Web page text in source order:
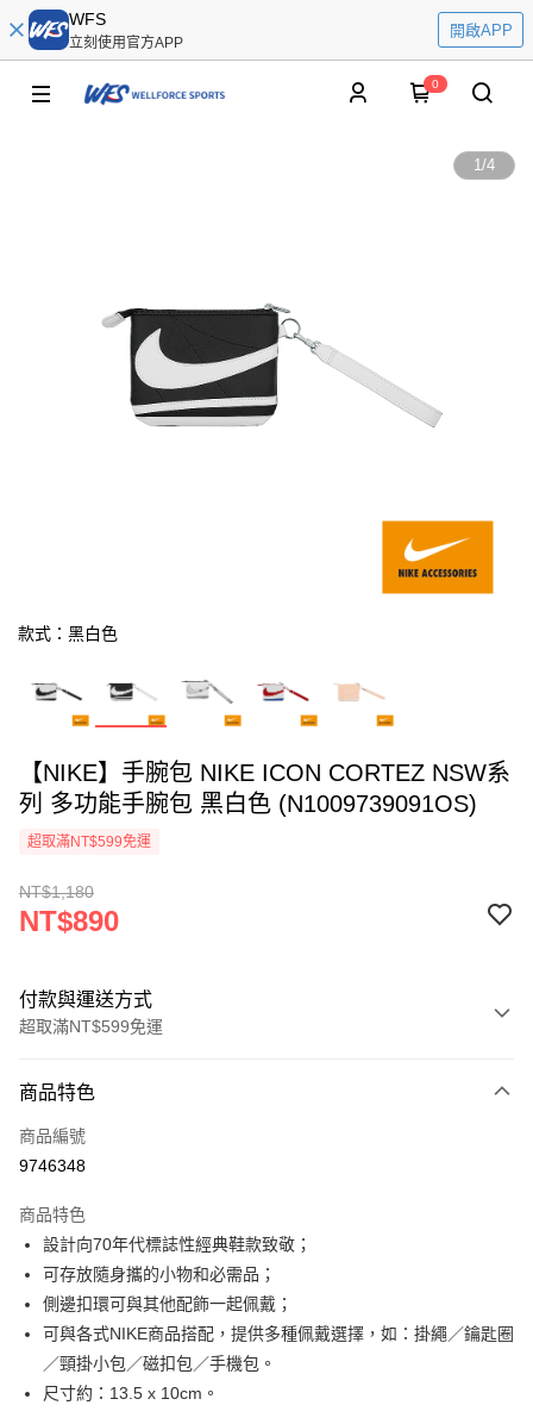
WFS
立刻使用官方APP
開啟APP
0
1/4
款式：黑白色
【NIKE】手腕包 NIKE ICON CORTEZ NSW系
列 多功能手腕包 黑白色 (N1009739091OS)
超取滿NT$599免運
NT$1,180
NT$890
付款與運送方式
超取滿NT$599免運
信用卡一次付款
超商取貨付款
運送方式
全家取貨付款
每筆NT$80，滿NT$599(含以上)免運費
付款後全家取貨
每筆NT$80，滿NT$599(含以上)免運費
商品特色
商品編號
9746348
商品特色
設計向70年代標誌性經典鞋款致敬；
可存放隨身攜的小物和必需品；
側邊扣環可與其他配飾一起佩戴；
可與各式NIKE商品搭配，提供多種佩戴選擇，如：掛繩／鑰匙圈
／頸掛小包／磁扣包／手機包。
尺寸約：13.5 x 10cm。